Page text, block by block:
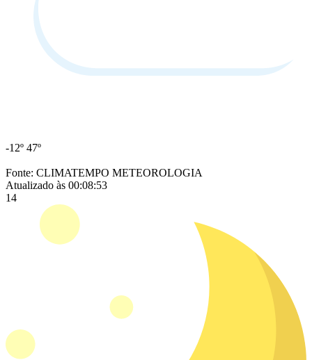
-12º 47º
Fonte: CLIMATEMPO METEOROLOGIA
Atualizado às 00:08:53
14